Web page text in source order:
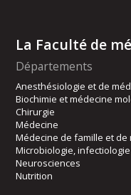
La Faculté de
Départements
Anesthésiologie et de
Biochimie et médecine
Chirurgie
Médecine
Médecine de famille et de
Microbiologie,
Neurosciences
Nutrition